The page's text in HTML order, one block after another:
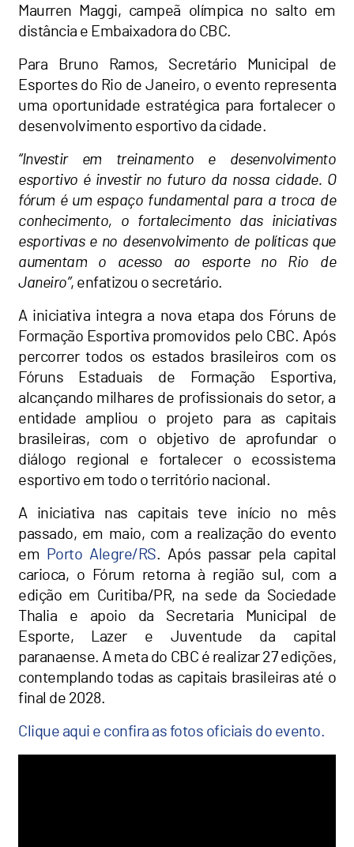
Maurren Maggi, campeã olímpica no salto em
distância e Embaixadora do CBC.
Para Bruno Ramos, Secretário Municipal de
Esportes do Rio de Janeiro, o evento representa
uma oportunidade estratégica para fortalecer o
desenvolvimento esportivo da cidade.
“Investir em treinamento e desenvolvimento
esportivo é investir no futuro da nossa cidade. O
fórum é um espaço fundamental para a troca de
conhecimento, o fortalecimento das iniciativas
esportivas e no desenvolvimento de políticas que
aumentam o acesso ao esporte no Rio de
Janeiro”, enfatizou o secretário.
A iniciativa integra a nova etapa dos Fóruns de
Formação Esportiva promovidos pelo CBC. Após
percorrer todos os estados brasileiros com os
Fóruns Estaduais de Formação Esportiva,
alcançando milhares de profissionais do setor, a
entidade ampliou o projeto para as capitais
brasileiras, com o objetivo de aprofundar o
diálogo regional e fortalecer o ecossistema
esportivo em todo o território nacional.
A iniciativa nas capitais teve início no mês
passado, em maio, com a realização do evento
em
Porto Alegre/RS. Após passar pela capital
carioca, o Fórum retorna à região sul, com a
edição em Curitiba/PR, na sede da Sociedade
Thalia e apoio da Secretaria Municipal de
Esporte, Lazer e Juventude da capital
paranaense. A meta do CBC é realizar 27 edições,
contemplando todas as capitais brasileiras até o
final de 2028.
Clique aqui e confira as fotos oficiais do evento.